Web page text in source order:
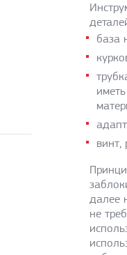
Пена монтажная
универсальная
база
далее
не